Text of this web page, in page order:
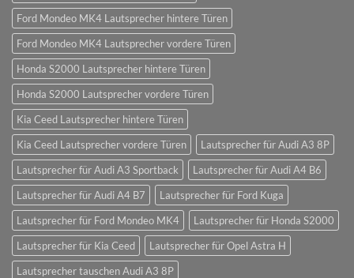
Ford Mondeo MK4 Lautsprecher hintere Türen
Ford Mondeo MK4 Lautsprecher vordere Türen
Honda S2000 Lautsprecher hintere Türen
Honda S2000 Lautsprecher vordere Türen
Kia Ceed Lautsprecher hintere Türen
Kia Ceed Lautsprecher vordere Türen
Lautsprecher für Audi A3 8P
Lautsprecher für Audi A3 Sportback
Lautsprecher für Audi A4 B6
Lautsprecher für Audi A4 B7
Lautsprecher für Ford Kuga
Lautsprecher für Ford Mondeo MK4
Lautsprecher für Honda S2000
Lautsprecher für Kia Ceed
Lautsprecher für Opel Astra H
Lautsprecher tauschen Audi A3 8P